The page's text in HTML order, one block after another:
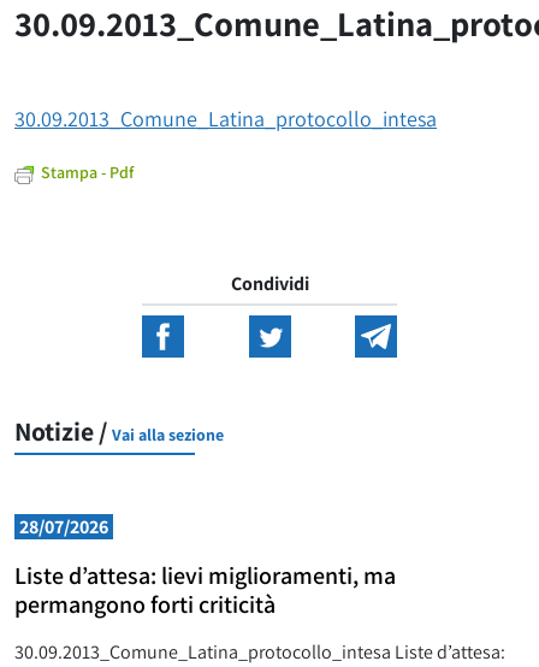
30.09.2013_Comune_Latina_protocollo_intesa
Stampa - Pdf
Condividi
Notizie / Vai alla sezione
28/07/2026
Liste d’attesa: lievi miglioramenti, ma
permangono forti criticità
30.09.2013_Comune_Latina_protocollo_intesa Liste d’attesa: